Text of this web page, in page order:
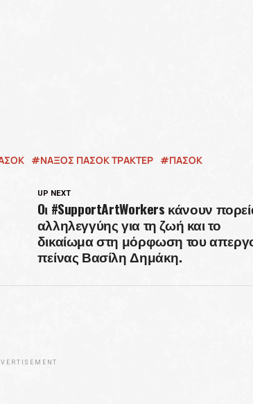
ΝΑΞΟΣ ΠΑΣΟΚ ΤΡΑΚΤΕΡ ΠΑΣΟΚ
UP NEXT
Oι #SupportArtWorkers κάνουν
αλληλεγγύης για τη ζωή και το
δικαίωμα στη μόρφωση του
πείνας Βασίλη Δημάκη.